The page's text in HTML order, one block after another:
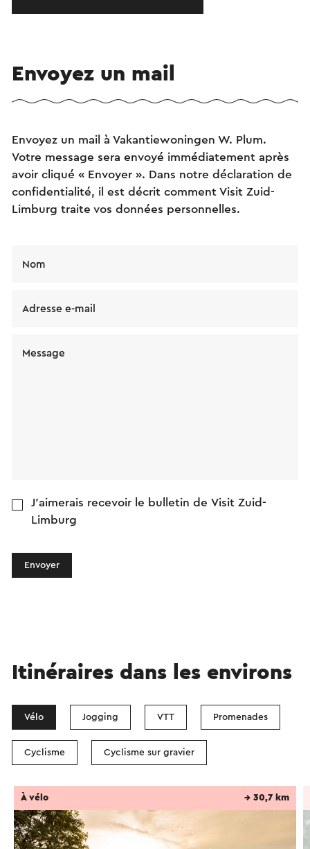
Envoyez un mail
Envoyez un mail à Vakantiewoningen W. Plum.
Votre message sera envoyé immédiatement après
avoir cliqué « Envoyer ». Dans notre déclaration de
confidentialité, il est décrit comment Visit Zuid-
Limburg traite vos données personnelles.
Nom
Adresse e-mail
Message
J'aimerais recevoir le bulletin de Visit Zuid-
Limburg
Envoyer
Itinéraires dans les environs
Vélo Jogging VTT Promenades
Cyclisme Cyclisme sur gravier
À vélo → 30,7 km